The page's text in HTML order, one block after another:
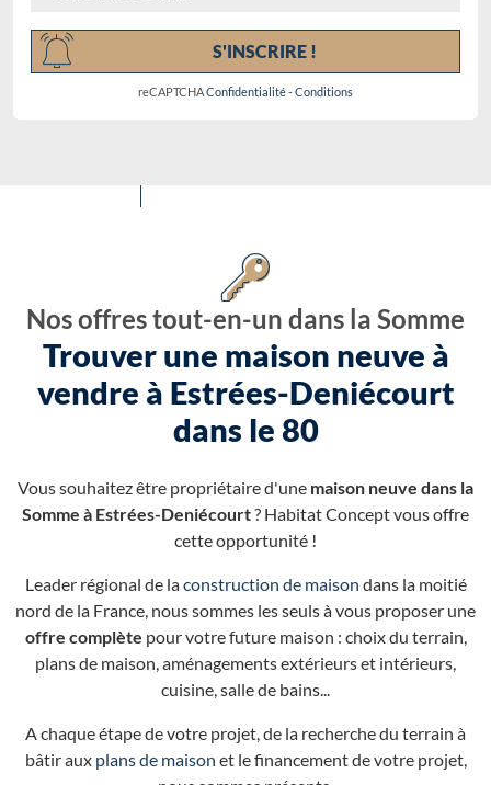
S'INSCRIRE !
reCAPTCHAConfidentialité-Conditions
Nos offres tout-en-un dans la Somme
Trouver une maison neuve à
vendre à Estrées-Deniécourt
dans le 80
Vous souhaitez être propriétaire d'une maison neuve dans la
Somme à Estrées-Deniécourt? Habitat Concept vous offre
cette opportunité !
Leader régional de laconstruction de maison dans la moitié
nord de la France, nous sommes les seuls à vous proposer une
offre complète pour votre future maison : choix du terrain,
plans de maison, aménagements extérieurs et intérieurs,
cuisine, salle de bains...
A chaque étape de votre projet, de la recherche du terrain à
bâtir aux plans de maison et le financement de votre projet,